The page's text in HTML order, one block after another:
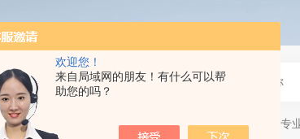
欢迎您！
来自局域网的朋友！有什么可以帮
助您的吗？
的服务体系
价格实惠 热门关键词：石油产品专